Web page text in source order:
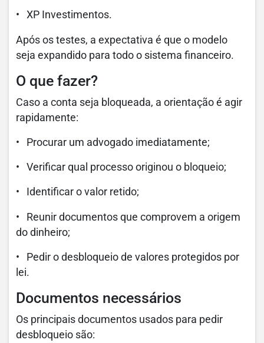
• XP Investimentos.
Após os testes, a expectativa é que o modelo
seja expandido para todo o sistema financeiro.
O que fazer?
Caso a conta seja bloqueada, a orientação é agir
rapidamente:
• Procurar um advogado imediatamente;
• Verificar qual processo originou o bloqueio;
• Identificar o valor retido;
• Reunir documentos que comprovem a origem
do dinheiro;
• Pedir o desbloqueio de valores protegidos por
lei.
Documentos necessários
Os principais documentos usados para pedir
desbloqueio são: